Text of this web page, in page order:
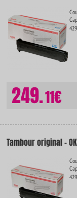
249.11€
Tambour original -